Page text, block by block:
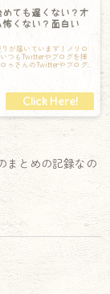
めても遅くない？オ
くない？面白い
が届いています！ノリロ
つもTwitterやブログを拝
ゥさんのTwitterやブログ
まとめの記録なの